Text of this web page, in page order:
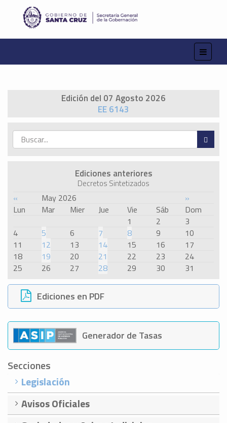
Edición del 07 Agosto 2026
EE 6143
Ediciones anteriores
Decretos Sintetizados
« May 2026
»
Lun
Mar Mier Jue Vie Sáb
Dom
1
2
3
4
5 6 7 8 9
10
11
12 13 14 15 16
17
18
19 20 21 22 23
24
25
26 27 28 29 30 31
Ediciones en PDF
Generador de Tasas
Secciones
Legislación
Avisos Oficiales